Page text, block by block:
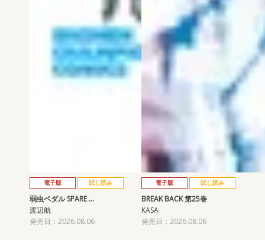
電子版 試し読み
弱虫ペダル SPARE …
渡辺航
発売日：2026.08.06
電子版 試し読み
BREAK BACK 第25巻
KASA
発売日：2026.08.06